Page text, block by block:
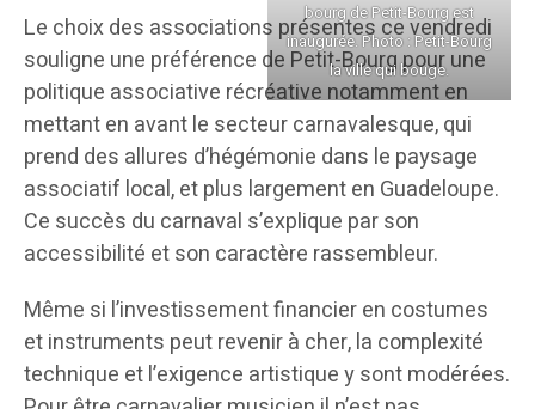
bourg de Petit-Bourg est
inaugurée. Photo : Petit-Bourg
la ville qui bouge.
Le choix des associations présentes ce vendredi
souligne une préférence de Petit-Bourg pour une
politique associative récréative notamment en
mettant en avant le secteur carnavalesque, qui
prend des allures d’hégémonie dans le paysage
associatif local, et plus largement en Guadeloupe.
Ce succès du carnaval s’explique par son
accessibilité et son caractère rassembleur.
Même si l’investissement financier en costumes
et instruments peut revenir à cher, la complexité
technique et l’exigence artistique y sont modérées.